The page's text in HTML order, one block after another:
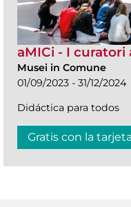
aMICi - I
Musei in Comune
01/09/2023 - 31/12/2024
Didáctica para todos
Gratis con la